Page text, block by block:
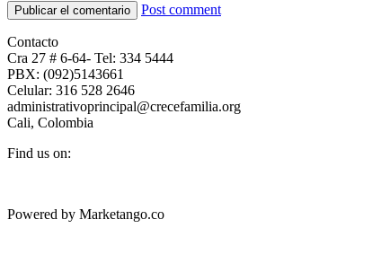
Post comment
Contacto
Cra 27 # 6-64- Tel: 334 5444
PBX: (092)5143661
Celular: 316 528 2646
administrativoprincipal@crecefamilia.org
Cali, Colombia
Find us on:
opens
opens
opens
opens
Powered by Marketango.co